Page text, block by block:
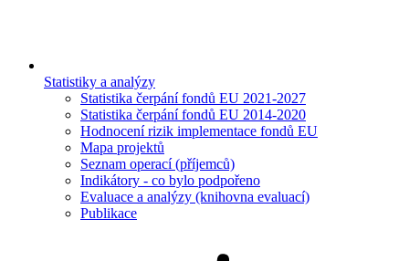
Statistiky a analýzy
Statistika čerpání fondů EU 2021-2027
Statistika čerpání fondů EU 2014-2020
Hodnocení rizik implementace fondů EU
Mapa projektů
Seznam operací (příjemců)
Indikátory - co bylo podpořeno
Evaluace a analýzy (knihovna evaluací)
Publikace